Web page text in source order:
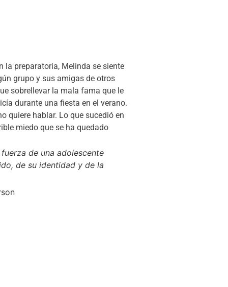
la preparatoria, Melinda se siente
grupo y sus amigas de otros
sobrellevar la mala fama que le
durante una fiesta en el verano.
quiere hablar. Lo que sucedió en
miedo que se ha quedado
de una adolescente
de su identidad y de la